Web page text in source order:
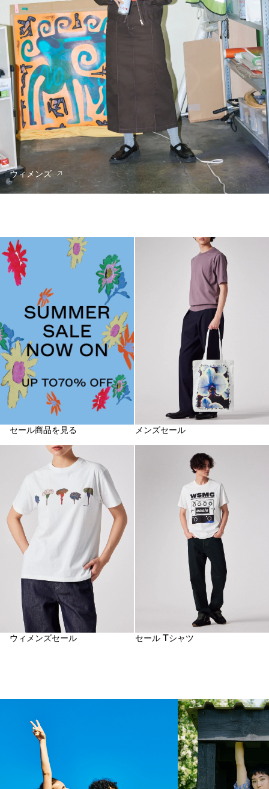
ウィメンズ
セール商品を見る メンズセール
ウィメンズセール セール Tシャツ